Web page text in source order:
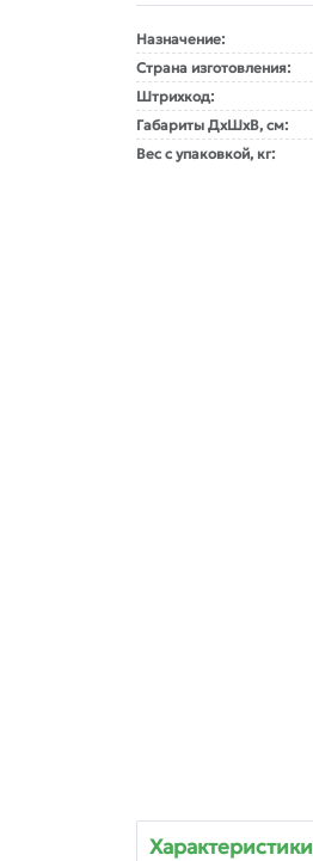
Назначение:
Страна изготовления:
Штрихкод:
Габариты ДxШxВ, см:
Вес с упаковкой, кг:
Характеристики